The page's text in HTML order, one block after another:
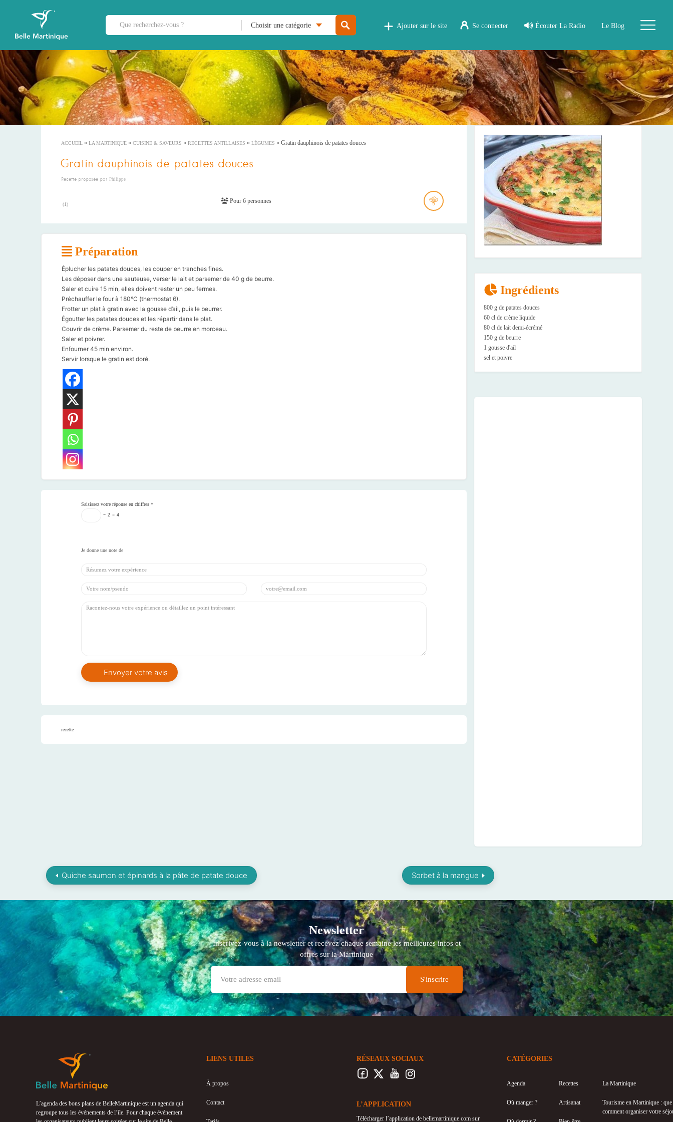
Choisir une catégorie Ajouter sur le site Se connecter Écouter La Radio Le Blog
ACCUEIL » LA MARTINIQUE » CUISINE & SAVEURS » RECETTES ANTILLAISES » LÉGUMES » Gratin dauphinois de patates douces
Gratin dauphinois de patates douces
Recette proposée par Philippe
(1) Pour 6 personnes
Préparation
Éplucher les patates douces, les couper en tranches fines.
Les déposer dans une sauteuse, verser le lait et parsemer de 40 g de beurre.
Saler et cuire 15 min, elles doivent rester un peu fermes.
Préchauffer le four à 180°C (thermostat 6).
Frotter un plat à gratin avec la gousse d’ail, puis le beurrer.
Égoutter les patates douces et les répartir dans le plat.
Couvrir de crème. Parsemer du reste de beurre en morceau.
Saler et poivrer.
Enfourner 45 min environ.
Servir lorsque le gratin est doré.
Saisissez votre réponse en chiffres *
− 2 = 4
recette
Ingrédients
800 g de patates douces
60 cl de crème liquide
80 cl de lait demi-écrémé
150 g de beurre
1 gousse d'ail
sel et poivre
Quiche saumon et épinards à la pâte de patate douce Sorbet à la mangue
Newsletter
Inscrivez-vous à la newsletter et recevez chaque semaine les meilleures infos et
offres sur la Martinique
L’agenda des bons plans de BelleMartinique est un agenda qui
regroupe tous les événements de l’île. Pour chaque événement
LIENS UTILES
À propos
Contact
RÉSEAUX SOCIAUX
L’APPLICATION
Télécharger l’application de bellemartinique.com sur
CATÉGORIES
Agenda
Où manger ?
Recettes
Artisanat
La Martinique
Tourisme en Martinique :
comment organiser votre